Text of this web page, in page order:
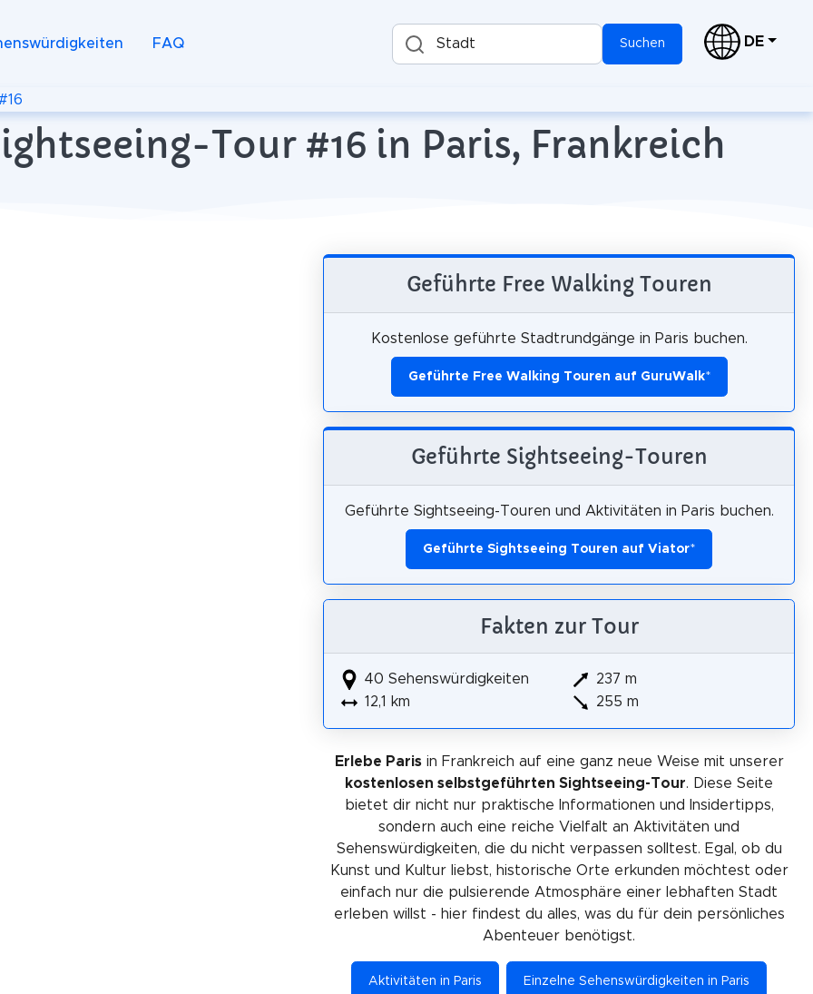
FAQ Stadt Suchen DE
Tour #16 in Paris, Frankreich
Geführte Free Walking Touren
Kostenlose geführte Stadtrundgänge in Paris buchen.
Geführte Free Walking Touren auf GuruWalk*
Geführte Sightseeing-Touren
Geführte Sightseeing-Touren und Aktivitäten in Paris buchen.
Geführte Sightseeing Touren auf Viator*
Fakten zur Tour
40 Sehenswürdigkeiten
12,1 km
237 m
255 m
Erlebe Parisin Frankreich auf eine ganz neue Weise mit unserer
kostenlosen selbstgeführten Sightseeing-Tour. Diese Seite
bietet dir nicht nur praktische Informationen und Insidertipps,
sondern auch eine reiche Vielfalt an Aktivitäten und
Sehenswürdigkeiten, die du nicht verpassen solltest. Egal, ob du
Kunst und Kultur liebst, historische Orte erkunden möchtest oder
einfach nur die pulsierende Atmosphäre einer lebhaften Stadt
erleben willst - hier findest du alles, was du für dein persönliches
Abenteuer benötigst.
Aktivitäten in Paris Einzelne Sehenswürdigkeiten in Paris